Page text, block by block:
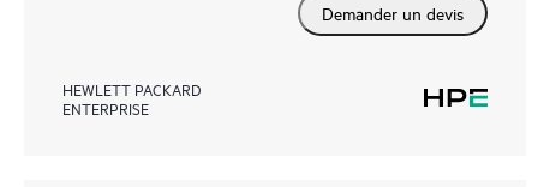
Demander un devis
HEWLETT PACKARD
ENTERPRISE